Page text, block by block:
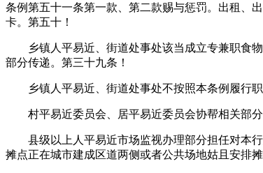
条例第五十一条第一款、第二款赐与惩罚。出租、
卡。第五十！
乡镇人平易近、街道处事处该当成立专兼职食物
部分传递。第三十九条！
乡镇人平易近、街道处事处不按照本条例履行职
村平易近委员会、居平易近委员会协帮相关部分
县级以上人平易近市场监视办理部分担任对本行
摊点正在城市建成区道两侧或者公共场地姑且安排摊